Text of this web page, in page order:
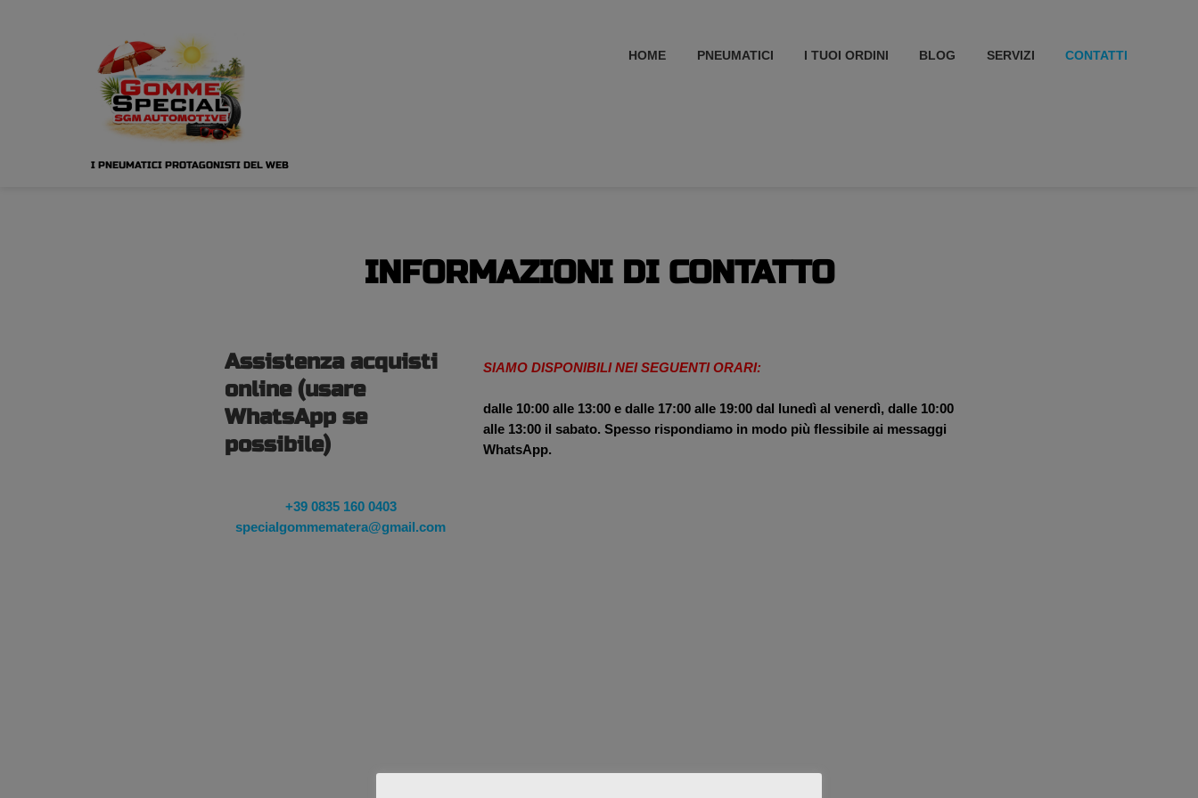
I PNEUMATICI PROTAGONISTI DEL WEB
HOME PNEUMATICI I TUOI ORDINI BLOG SERVIZI CONTATTI
INFORMAZIONI DI CONTATTO
Assistenza acquisti
online (usare
WhatsApp se
possibile)
+39 0835 160 0403
specialgommematera@gmail.com
SIAMO DISPONIBILI NEI SEGUENTI ORARI:
dalle 10:00 alle 13:00 e dalle 17:00 alle 19:00 dal lunedì al venerdì, dalle 10:00
alle 13:00 il sabato. Spesso rispondiamo in modo più flessibile ai messaggi
WhatsApp.